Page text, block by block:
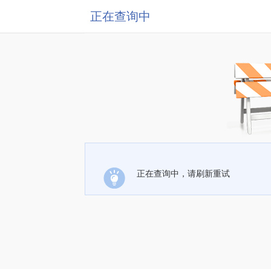
正在查询中
正在查询中，请刷新重试